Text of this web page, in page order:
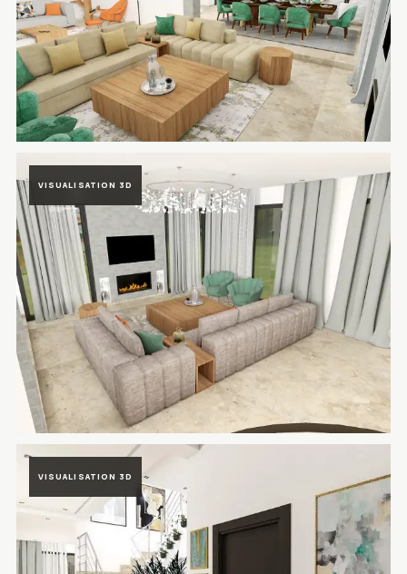
VISUALISATION 3D
Rendu 3D du projet Villa Prestigia Marrakech à Marrakech, Maroc —
VISUALISATION 3D